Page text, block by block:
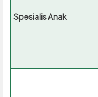
Spesialis Anak